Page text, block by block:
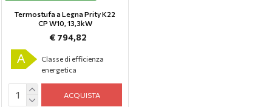
Termostufa a Legna Prity K22
CP W10, 13,3kW
€ 794,82
A
Classe di efficienza
energetica
ACQUISTA